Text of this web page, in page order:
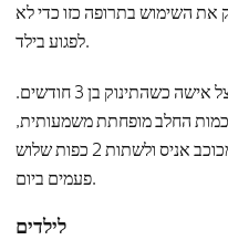
השימוש בתרופה כזו כדי לא
לפגוע בילד.
המשבר ההנקה הבא יכול להתרחש אצל אישה כשהתינוק בן 3 חודשים.
כמות החלב מופחתת משמעותית,
ואז אתה יכול להכין תכשיר יעיל מכוכב אניס ולשתות 2 כפות שלוש
פעמים ביום.
לילדים